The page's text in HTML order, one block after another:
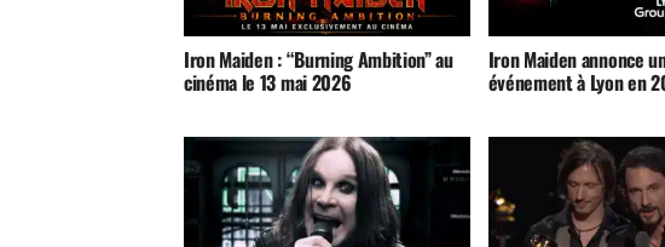
Iron Maiden : “Burning Ambition” au
cinéma le 13 mai 2026
Iron Maiden annonce
événement à Lyon en